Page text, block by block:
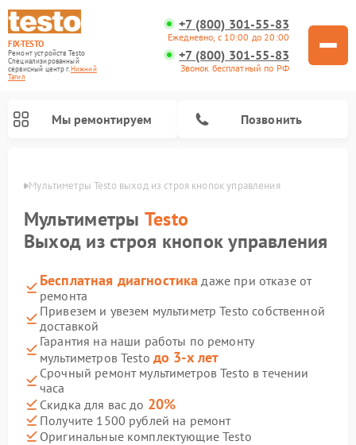
FIX-TESTO
Ремонт устройств Testo
Специализированный
cервисный центр г.Нижний
Тагил
+7 (800) 301-55-83
Ежедневно, с 10:00 до 20:00
+7 (800) 301-55-83
Звонок бесплатный по РФ
Мы ремонтируем Позвонить
Мультиметры Testo выход из строя кнопок управления
Мультиметры Testo
Выход из строя кнопок управления
Бесплатная диагностика даже при отказе от
ремонта
Привезем и увезем мультиметр Testo собственной
доставкой
Гарантия на наши работы по ремонту
мультиметров Testo до 3-х лет
Срочный ремонт мультиметров Testo в течении
часа
Скидка для вас до 20%
Получите 1500 рублей на ремонт
Оригинальные комплектующие Testo